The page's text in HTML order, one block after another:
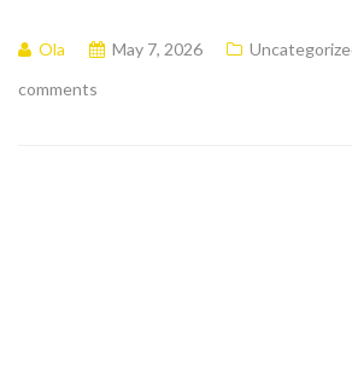
Ola May 7, 2026
comments